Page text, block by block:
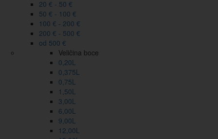
20 € - 50 €
50 € - 100 €
100 € - 200 €
200 € - 500 €
od 500 €
Veličina boce
0,20L
0,375L
0,75L
1,50L
3,00L
6,00L
9,00L
12,00L